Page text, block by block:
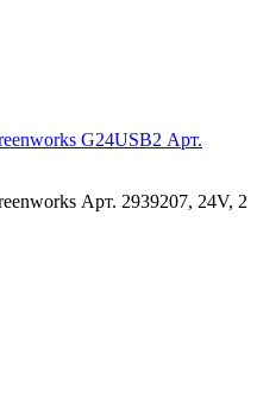
G24USB2 Арт.
Арт. 2939207, 24V, 2